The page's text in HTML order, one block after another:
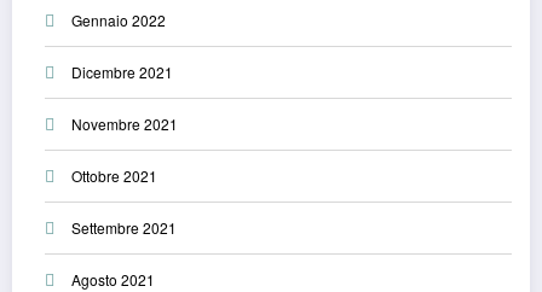
Gennaio 2022
Dicembre 2021
Novembre 2021
Ottobre 2021
Settembre 2021
Agosto 2021